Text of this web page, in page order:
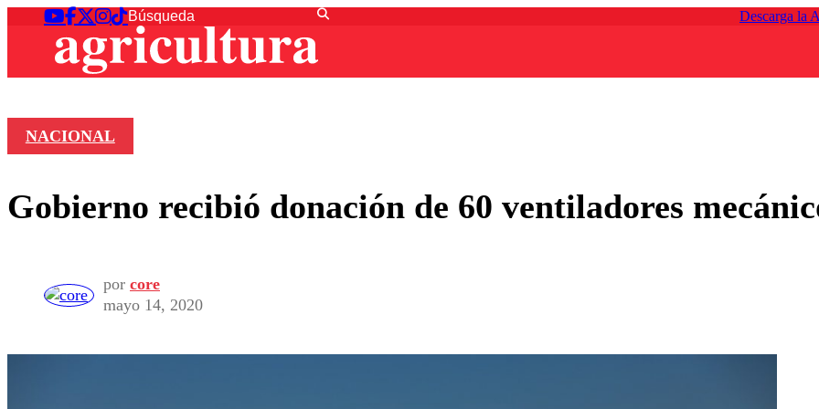
Descarga la
NACIONAL
Gobierno recibió donación de 60 ventiladores
por core
mayo 14, 2020